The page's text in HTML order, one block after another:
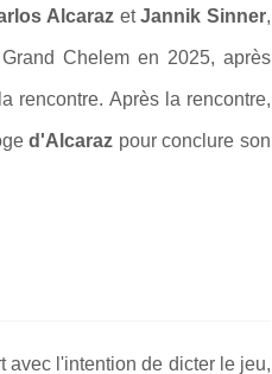
Alcaraz etJannik Sinner,
Chelem en 2025, après
rencontre. Après la rencontre,
d'Alcaraz pour conclure son
avec l'intention de dicter le jeu,